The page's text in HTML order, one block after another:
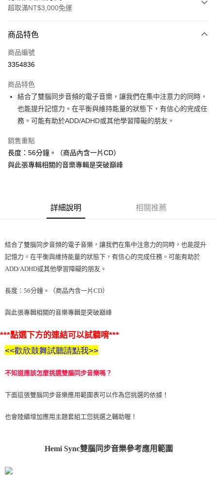
超取滿NT$3,000免運
信用卡一次付款
超商取貨付款
Apple Pay
街口支付
ATM付款
7-11取貨付款
賣家宅配幫您送（台灣）
每筆NT$80，滿NT$3,000(含以上)免運費
付款後門市自取
商品特色
商品編號
3354836
商品特色
結合了雙腦同步音頻的電子音樂，讓我們在集中注意力的同時，
也能提升記憶力。在平衡與維持能量的狀態下，有信心的完成任
務。可能有助於ADD/ADHD或其他學習障礙的朋友。
銷售重點
長度：56分鐘。（商品內含一片CD）
與此張專輯相關的音樂專輯是突破巔峰
詳細說明 相關推薦
結合了雙腦同步音頻的電子音樂，讓我們在集中注意力的同時，也能提升
記憶力。在平衡與維持能量的狀態下，有信心的完成任務。可能有助於
ADD/ADHD或其他學習障礙的朋友。
長度：56分鐘。（商品內含一片CD）
與此張專輯相關的音樂專輯是突破巔峰
***點選下方的連結可以試聽唷***
<<歡欣鼓舞試聽請點我>>
不知道應該怎麼挑選雙腦同步音樂嗎？
下面這張雙腦同步音樂應用範圍表可以作為您挑選的依據！
也會陸續增加應用主題套組工您挑選之輔助喔！
Hemi Sync雙腦同步音樂參考應用範圍